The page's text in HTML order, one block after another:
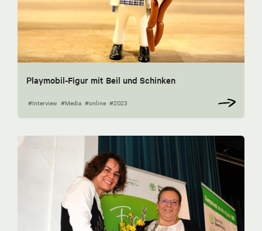
Playmobil-Figur mit Beil und Schinken
#Interview #Media #online #2023